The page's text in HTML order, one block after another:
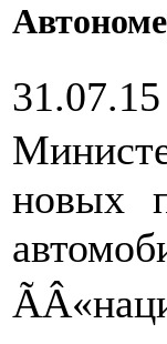
новых